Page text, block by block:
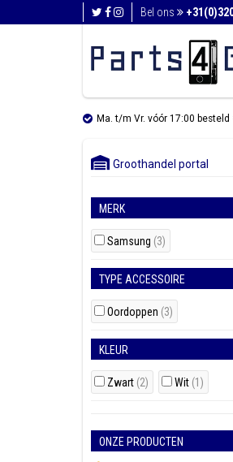
Bel ons
Ma. t/m Vr. vóór 17:00
Groothandel portal
MERK
Samsung (3)
TYPE ACCESSOIRE
Oordoppen (3)
KLEUR
Zwart (2) Wit (1)
ONZE PRODUCTEN